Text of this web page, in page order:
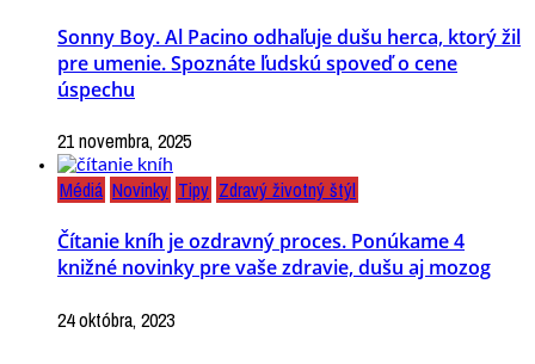
Sonny Boy. Al Pacino odhaľuje dušu herca, ktorý žil
pre umenie. Spoznáte ľudskú spoveď o cene
úspechu
21 novembra, 2025
Médiá Novinky Tipy Zdravý životný štýl
Čítanie kníh je ozdravný proces. Ponúkame 4
knižné novinky pre vaše zdravie, dušu aj mozog
24 októbra, 2023